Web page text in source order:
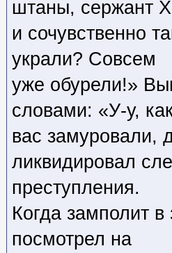
штаны, сержант
и сочувственно
украли? Совсем
уже обурели!»
словами: «У-у,
вас замуровали,
ликвидировал
преступления.
Когда замполит
посмотрел на